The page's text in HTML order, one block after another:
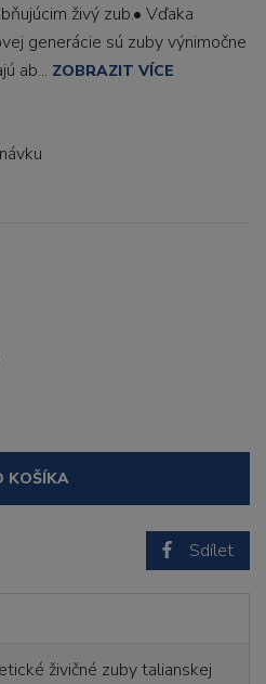
živý zub.• Vďaka
generácie sú zuby výnimočne
ab... ZOBRAZIT VÍCE
KOŠÍKA
Sdílet
živičné zuby talianskej